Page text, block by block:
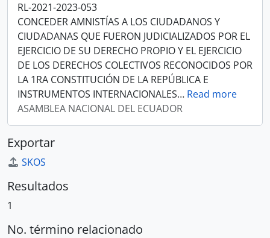
RL-2021-2023-053
CONCEDER AMNISTÍAS A LOS CIUDADANOS Y
CIUDADANAS QUE FUERON JUDICIALIZADOS POR EL
EJERCICIO DE SU DERECHO PROPIO Y EL EJERCICIO
DE LOS DERECHOS COLECTIVOS RECONOCIDOS POR
LA 1RA CONSTITUCIÓN DE LA REPÚBLICA E
INSTRUMENTOS INTERNACIONALES… Read more
ASAMBLEA NACIONAL DEL ECUADOR
Exportar
SKOS
Resultados
1
No. término relacionado